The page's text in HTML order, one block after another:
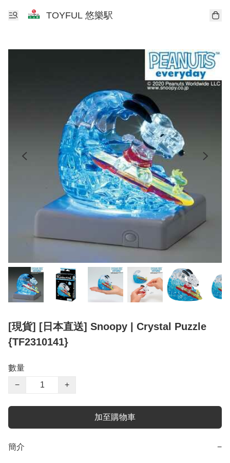
TOYFUL 悠樂駅
[現貨] [日本直送] Snoopy | Crystal Puzzle
{TF2310141}
數量
−
+
加至購物車
簡介 −